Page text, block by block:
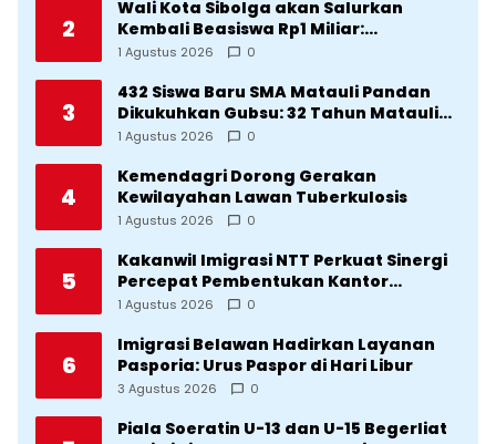
2
Wali Kota Sibolga akan Salurkan
Kembali Beasiswa Rp1 Miliar:
Diproritaskan Mahasiswa Korban
1 Agustus 2026 0
3
432 Siswa Baru SMA Matauli Pandan
Dikukuhkan Gubsu: 32 Tahun Matauli
Cetak SDM Unggul
1 Agustus 2026 0
4
Kemendagri Dorong Gerakan
Kewilayahan Lawan Tuberkulosis
1 Agustus 2026 0
5
Kakanwil Imigrasi NTT Perkuat Sinergi
Percepat Pembentukan Kantor
Imigrasi Sumba Timur
1 Agustus 2026 0
6
Imigrasi Belawan Hadirkan Layanan
Pasporia: Urus Paspor di Hari Libur
3 Agustus 2026 0
Piala Soeratin U-13 dan U-15 Begerliat